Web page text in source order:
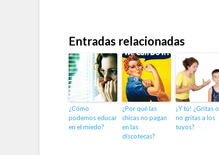
Entradas relacionadas
¿Cómo
podemos educar
en el miedo?
¿Por qué las
chicas no pagan
en las
discotecas?
¡Y tú! ¿Gritas o
no gritas a los
tuyos?